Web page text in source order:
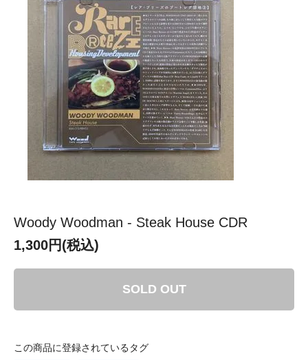
Woody Woodman - Steak House CDR
1,300円(税込)
SOLD OUT
この商品に登録されているタグ